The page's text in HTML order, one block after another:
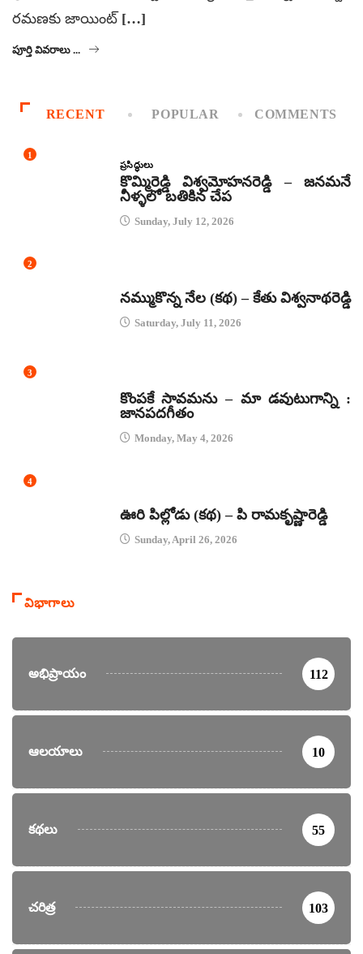
రమణకు జాయింట్ […]
పూర్తి వివరాలు ...
RECENT POPULAR COMMENTS
1
ప్రసిద్ధులు
కొమ్మిరెడ్డి విశ్వమోహనరెడ్డి – జనమనే
నీళ్ళలో బతికిన చేప
Sunday, July 12, 2026
2
నమ్ముకొన్న నేల (కథ) – కేతు విశ్వనాథరెడ్డి
Saturday, July 11, 2026
3
కొంపకే సావమను – మా డవుటుగాన్ని :
జానపదగీతం
Monday, May 4, 2026
4
ఊరి పిల్లోడు (కథ) – పి రామకృష్ణారెడ్డి
Sunday, April 26, 2026
విభాగాలు
అభిప్రాయం 112
ఆలయాలు 10
కథలు 55
చరిత్ర 103